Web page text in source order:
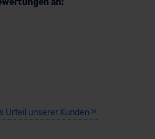
Urteil unserer Kunden